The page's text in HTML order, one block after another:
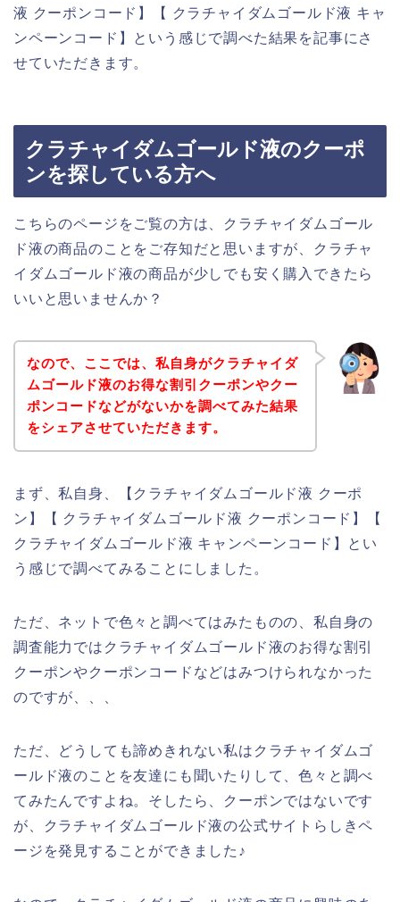
液 クーポンコード】【 クラチャイダムゴールド液 キャ
ンペーンコード】という感じで調べた結果を記事にさ
せていただきます。
クラチャイダムゴールド液のクーポ
ンを探している方へ
こちらのページをご覧の方は、クラチャイダムゴール
ド液の商品のことをご存知だと思いますが、クラチャ
イダムゴールド液の商品が少しでも安く購入できたら
いいと思いませんか？
なので、ここでは、私自身がクラチャイダ
ムゴールド液のお得な割引クーポンやクー
ポンコードなどがないかを調べてみた結果
をシェアさせていただきます。
まず、私自身、【クラチャイダムゴールド液 クーポ
ン】【 クラチャイダムゴールド液 クーポンコード】【
クラチャイダムゴールド液 キャンペーンコード】とい
う感じで調べてみることにしました。
ただ、ネットで色々と調べてはみたものの、私自身の
調査能力ではクラチャイダムゴールド液のお得な割引
クーポンやクーポンコードなどはみつけられなかった
のですが、、、
ただ、どうしても諦めきれない私はクラチャイダムゴ
ールド液のことを友達にも聞いたりして、色々と調べ
てみたんですよね。そしたら、クーポンではないです
が、クラチャイダムゴールド液の公式サイトらしきペ
ージを発見することができました♪